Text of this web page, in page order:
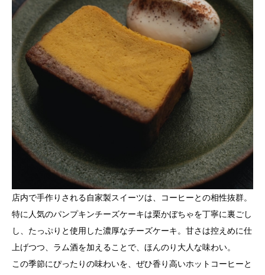
店内で手作りされる自家製スイーツは、コーヒーとの相性抜群。
特に人気のパンプキンチーズケーキは栗かぼちゃを丁寧に裏ごし
し、たっぷりと使用した濃厚なチーズケーキ。甘さは控えめに仕
上げつつ、ラム酒を加えることで、ほんのり大人な味わい。
この季節にぴったりの味わいを、ぜひ香り高いホットコーヒーと